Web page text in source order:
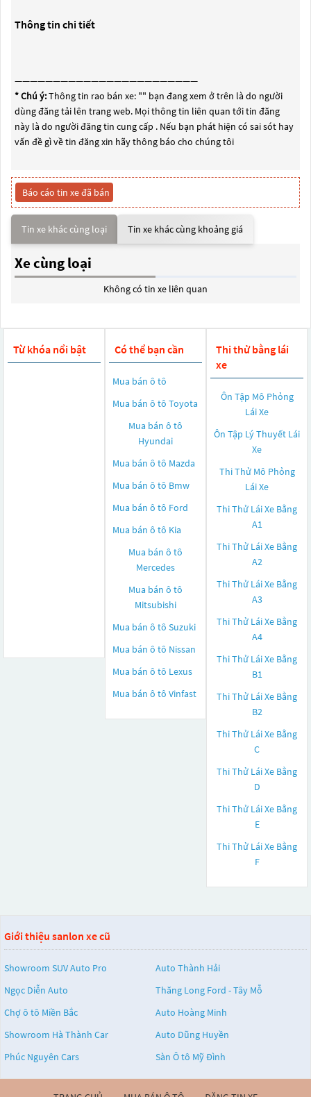
Thông tin chi tiết
————————————————————————
* Chú ý:Thông tin rao bán xe: "" bạn đang xem ở trên là do người
dùng đăng tải lên trang web. Mọi thông tin liên quan tới tin đăng
này là do người đăng tin cung cấp . Nếu bạn phát hiện có sai sót hay
vấn đề gì về tin đăng xin hãy thông báo cho chúng tôi
Báo cáo tin xe đã bán
Tin xe khác cùng loại Tin xe khác cùng khoảng giá
Xe cùng loại
Không có tin xe liên quan
Từ khóa nổi bật Có thể bạn cần
Mua bán ô tô
Mua bán ô tô Toyota
Mua bán ô tô
Hyundai
Mua bán ô tô Mazda
Mua bán ô tô Bmw
Mua bán ô tô Ford
Mua bán ô tô Kia
Mua bán ô tô
Mercedes
Mua bán ô tô
Mitsubishi
Mua bán ô tô Suzuki
Mua bán ô tô Nissan
Mua bán ô tô Lexus
Mua bán ô tô Vinfast
Thi thử bằng lái
xe
Ôn Tập Mô Phỏng
Lái Xe
Ôn Tập Lý Thuyết Lái
Xe
Thi Thử Mô Phỏng
Lái Xe
Thi Thử Lái Xe Bằng
A1
Thi Thử Lái Xe Bằng
A2
Thi Thử Lái Xe Bằng
A3
Thi Thử Lái Xe Bằng
A4
Thi Thử Lái Xe Bằng
B1
Thi Thử Lái Xe Bằng
B2
Thi Thử Lái Xe Bằng
C
Thi Thử Lái Xe Bằng
D
Thi Thử Lái Xe Bằng
E
Thi Thử Lái Xe Bằng
F
Giới thiệu sanlon xe cũ
Showroom SUV Auto Pro
Auto Thành Hải
Ngọc Diễn Auto
Thăng Long Ford - Tây Mỗ
Chợ ô tô Miền Bắc
Auto Hoàng Minh
Showroom Hà Thành Car
Auto Dũng Huyền
Phúc Nguyên Cars
Sàn Ô tô Mỹ Đình